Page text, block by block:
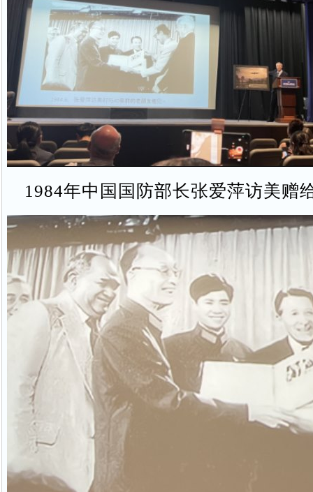
1984年中国国防部长张爱萍访美赠